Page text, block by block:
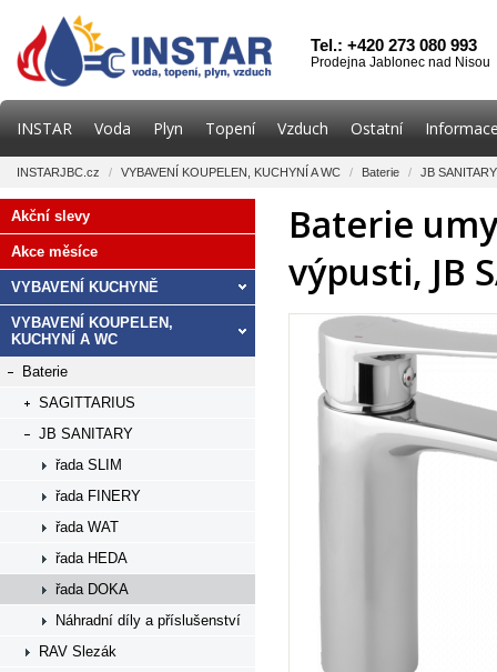
Tel.: +420 273 080 993
Prodejna Jablonec nad Nisou
INSTAR Voda Plyn Topení Vzduch Ostatní
INSTARJBC.cz / VYBAVENÍ KOUPELEN, KUCHYNÍ A WC / Baterie / JB SANITARY
Baterie
výpusti, JB
Akční slevy
Akce měsíce
VYBAVENÍ KUCHYNĚ
VYBAVENÍ KOUPELEN,
KUCHYNÍ A WC
Baterie
SAGITTARIUS
JB SANITARY
řada SLIM
řada FINERY
řada WAT
řada HEDA
řada DOKA
Náhradní díly a příslušenství
RAV Slezák